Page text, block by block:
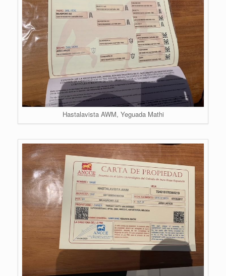
Hastalavista AWM, Yeguada Mathi